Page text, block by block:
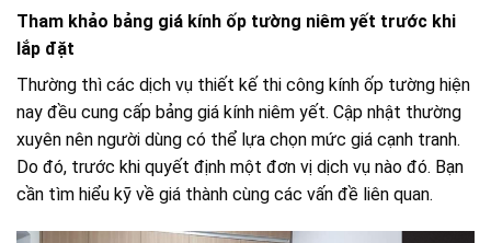
Tham khảo bảng giá kính ốp tường niêm yết trước khi
lắp đặt
Thường thì các dịch vụ thiết kế thi công kính ốp tường hiện
nay đều cung cấp bảng giá kính niêm yết. Cập nhật thường
xuyên nên người dùng có thể lựa chọn mức giá cạnh tranh.
Do đó, trước khi quyết định một đơn vị dịch vụ nào đó. Bạn
cần tìm hiểu kỹ về giá thành cùng các vấn đề liên quan.